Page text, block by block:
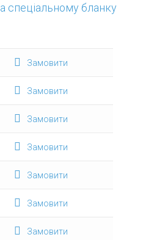
спеціальному бланку
Замовити
Замовити
Замовити
Замовити
Замовити
Замовити
Замовити